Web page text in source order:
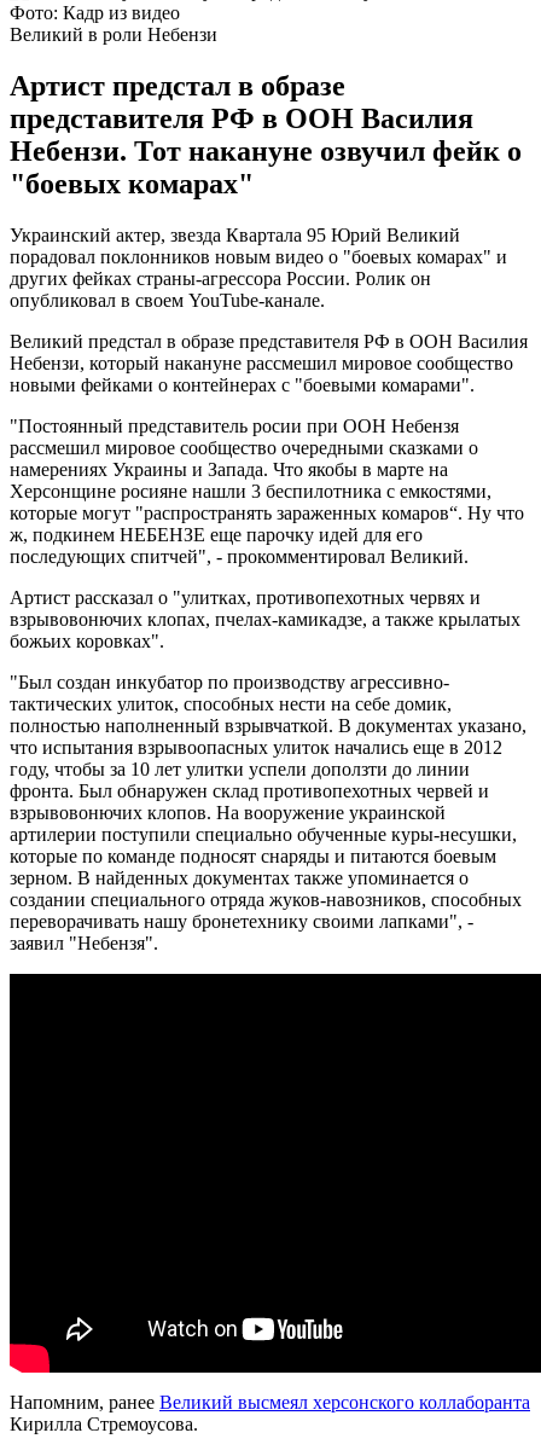
Фото: Кадр из видео
Великий в роли Небензи
Артист предстал в образе
представителя РФ в ООН Василия
Небензи. Тот накануне озвучил фейк о
"боевых комарах"
Украинский актер, звезда Квартала 95 Юрий Великий
порадовал поклонников новым видео о "боевых комарах" и
других фейках страны-агрессора России. Ролик он
опубликовал в своем YouTube-канале.
Великий предстал в образе представителя РФ в ООН Василия
Небензи, который накануне рассмешил мировое сообщество
новыми фейками о контейнерах с "боевыми комарами".
"Постоянный представитель росии при ООН Небензя
рассмешил мировое сообщество очередными сказками о
намерениях Украины и Запада. Что якобы в марте на
Херсонщине росияне нашли 3 беспилотника с емкостями,
которые могут "распространять зараженных комаров“. Ну что
ж, подкинем НЕБЕНЗЕ еще парочку идей для его
последующих спитчей", - прокомментировал Великий.
Артист рассказал о "улитках, противопехотных червях и
взрывовонючих клопах, пчелах-камикадзе, а также крылатых
божьих коровках".
"Был создан инкубатор по производству агрессивно-
тактических улиток, способных нести на себе домик,
полностью наполненный взрывчаткой. В документах указано,
что испытания взрывоопасных улиток начались еще в 2012
году, чтобы за 10 лет улитки успели доползти до линии
фронта. Был обнаружен склад противопехотных червей и
взрывовонючих клопов. На вооружение украинской
артилерии поступили специально обученные куры-несушки,
которые по команде подносят снаряды и питаются боевым
зерном. В найденных документах также упоминается о
создании специального отряда жуков-навозников, способных
переворачивать нашу бронетехнику своими лапками", -
заявил "Небензя".
Напомним, ранее Великий высмеял херсонского коллаборанта
Кирилла Стремоусова.